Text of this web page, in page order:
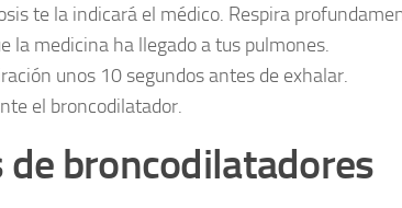
te la indicará el médico. Respira
la medicina ha llegado a tus pulmones.
unos 10 segundos antes de exhalar.
el broncodilatador.
de broncodilatadores